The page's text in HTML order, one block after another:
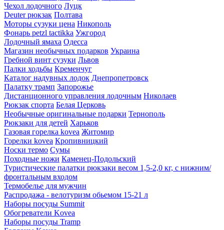
Чехол лодочного Луцк
Deuter рюкзак Полтава
Моторы сузуки цена Никополь
Фонарь petzl tactikka Ужгород
Лодочный ямаха Одесса
Магазин необычных подарков Украина
Гребной винт сузуки Львов
Палки ходьбы Кременчуг
Каталог надувных лодок Днепропетровск
Палатку трамп Запорожье
Дистанционного управления лодочным Николаев
Рюкзак спорта Белая Церковь
Необычные оригинальные подарки Тернополь
Рюкзаки для детей Харьков
Газовая горелка kovea Житомир
Горелки kovea Кропивницкий
Носки термо Сумы
Походные ножи Каменец-Подольский
Туристические палатки рюкзаки весом 1,5-2,0 кг, с нижним/
фронтальным входом
Термобелье для мужчин
Распродажа - велотуризм обьемом 15-21 л
Наборы посуды Summit
Обогреватели Kovea
Наборы посуды Tramp